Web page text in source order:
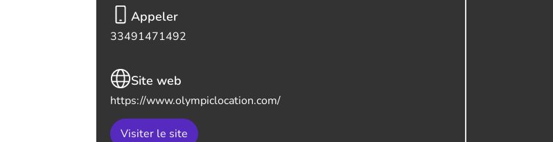
Appeler
33491471492
Site web
https://www.olympiclocation.com/
Visiter le site